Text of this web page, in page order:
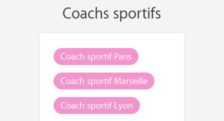
Coachs sportifs
Coach sportif Paris
Coach sportif Marseille
Coach sportif Lyon